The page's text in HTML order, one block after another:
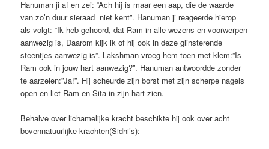
Hanuman ji af en zei: “Ach hij is maar een aap, die de waarde
van zo’n duur sieraad niet kent”. Hanuman ji reageerde hierop
als volgt: “Ik heb gehoord, dat Ram in alle wezens en voorwerpen
aanwezig is, Daarom kijk ik of hij ook in deze glinsterende
steentjes aanwezig is”. Lakshman vroeg hem toen met klem:”Is
Ram ook in jouw hart aanwezig?”. Hanuman antwoordde zonder
te aarzelen:”Ja!”. Hij scheurde zijn borst met zijn scherpe nagels
open en liet Ram en Sita in zijn hart zien.
Behalve over lichamelijke kracht beschikte hij ook over acht
bovennatuurlijke krachten(Sidhi’s):